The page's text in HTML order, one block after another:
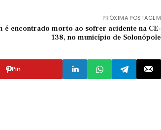
PRÓXIMA POSTAGEM
é encontrado morto ao sofrer acidente na CE-
138, no município de Solonópole
Pin